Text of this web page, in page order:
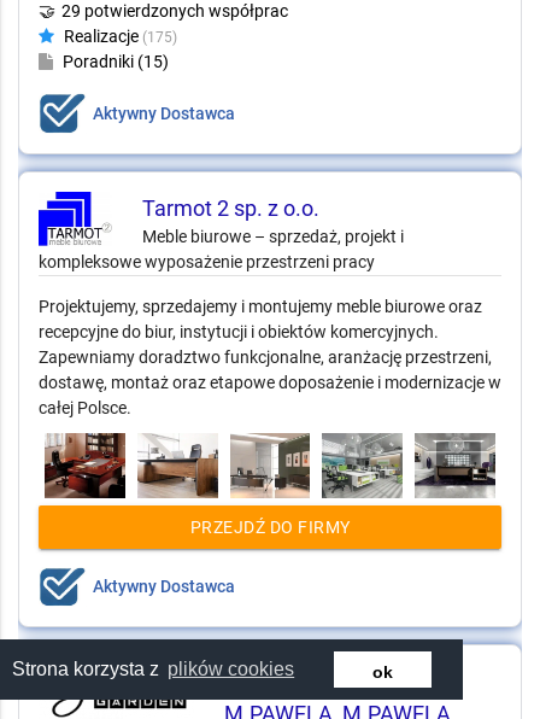
Strona korzysta z plików cookies ok
🤝 29 potwierdzonych współprac
Realizacje (175)
Poradniki (15)
Aktywny Dostawca
Tarmot 2 sp. z o.o.
Meble biurowe – sprzedaż, projekt i
kompleksowe wyposażenie przestrzeni pracy
Projektujemy, sprzedajemy i montujemy meble biurowe oraz
recepcyjne do biur, instytucji i obiektów komercyjnych.
Zapewniamy doradztwo funkcjonalne, aranżację przestrzeni,
dostawę, montaż oraz etapowe doposażenie i modernizacje w
całej Polsce.
PRZEJDŹ DO FIRMY
Aktywny Dostawca
FOLIMEX BIS S.C.